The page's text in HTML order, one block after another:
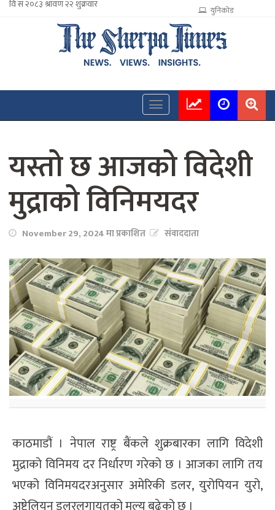
युनिकोड
यस्तो छ आजको विदेशी
मुद्राको विनिमयदर
November 29, 2024 मा प्रकाशित संवाददाता
काठमाडौं । नेपाल राष्ट्र बैंकले शुक्रबारका लागि विदेशी
मुद्राको विनिमय दर निर्धारण गरेको छ । आजका लागि तय
भएको विनिमयदरअनुसार अमेरिकी डलर, युरोपियन युरो,